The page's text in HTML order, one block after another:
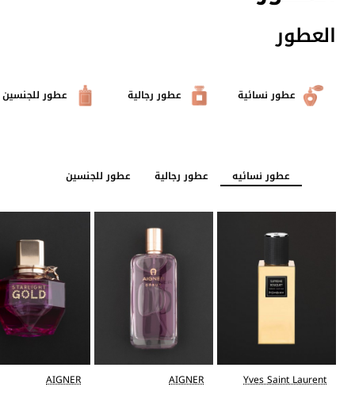
عطور نسائية عطور رجالية عطور للجنسين
عطور نسائيه عطور رجالية عطور للجنسين
Yves Saint Laurent
AIGNER
AIGNER
العطور